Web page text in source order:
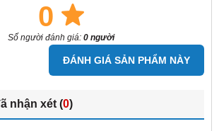
0
Số người đánh giá: 0 người
ĐÁNH GIÁ SẢN PHẨM NÀY
nhận xét (0)